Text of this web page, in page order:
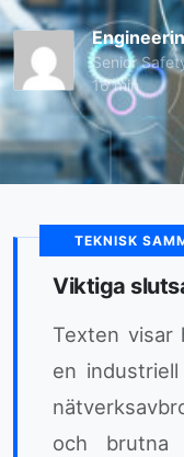
Senior
16 min
TEKNISK
Viktiga
Texten visar
en
och brutna